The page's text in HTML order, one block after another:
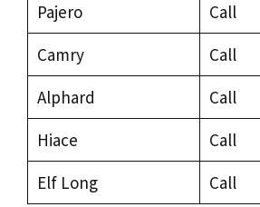
Pajero
Call
Camry
Call
Alphard
Call
Hiace
Call
Elf Long
Call